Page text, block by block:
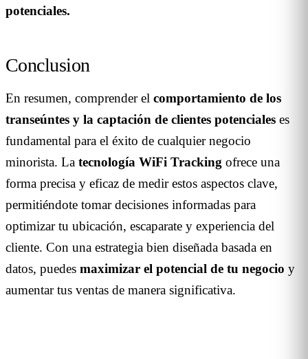
potenciales.
Conclusion
En resumen, comprender el comportamiento de los
transeúntes y la captación de clientes potenciales es
fundamental para el éxito de cualquier negocio
minorista. La tecnología WiFi Tracking ofrece una
forma precisa y eficaz de medir estos aspectos clave,
permitiéndote tomar decisiones informadas para
optimizar tu ubicación, escaparate y experiencia del
cliente. Con una estrategia bien diseñada basada en
datos, puedes maximizar el potencial de tu negocio y
aumentar tus ventas de manera significativa.